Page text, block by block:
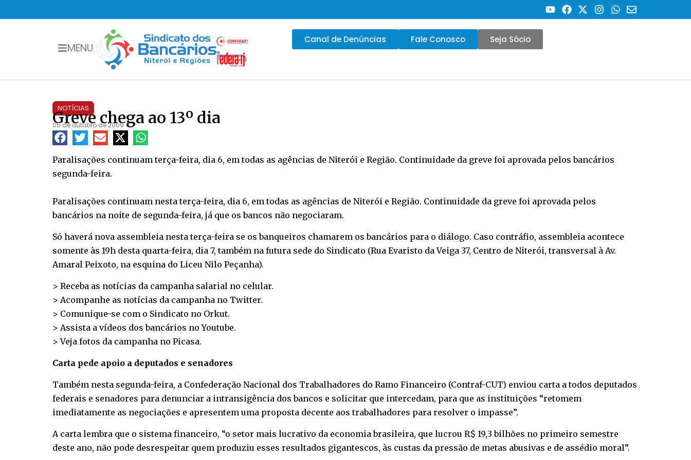
MENU
Canal de Denúncias Fale Conosco Seja Sócio
NOTÍCIAS
Greve chega ao 13º dia
05 de outubro de 2009
Paralisações continuam terça-feira, dia 6, em todas as agências de Niterói e Região. Continuidade da greve foi aprovada pelos bancários
segunda-feira.
Paralisações continuam nesta terça-feira, dia 6, em todas as agências de Niterói e Região. Continuidade da greve foi aprovada pelos
bancários na noite de segunda-feira, já que os bancos não negociaram.
Só haverá nova assembleia nesta terça-feira se os banqueiros chamarem os bancários para o diálogo. Caso contráfio, assembleia acontece
somente às 19h desta quarta-feira, dia 7, também na futura sede do Sindicato (Rua Evaristo da Veiga 37, Centro de Niterói, transversal à Av.
Amaral Peixoto, na esquina do Liceu Nilo Peçanha).
> Receba as notícias da campanha salarial no celular.
> Acompanhe as notícias da campanha no Twitter.
> Comunique-se com o Sindicato no Orkut.
> Assista a vídeos dos bancários noYoutube.
> Veja fotos da campanha no Picasa.
Carta pede apoio a deputados e senadores
Também nesta segunda-feira, a Confederação Nacional dos Trabalhadores do Ramo Financeiro (Contraf-CUT) enviou carta a todos deputados
federais e senadores para denunciar a intransigência dos bancos e solicitar que intercedam, para que as instituições “retomem
imediatamente as negociações e apresentem uma proposta decente aos trabalhadores para resolver o impasse”.
A carta lembra que o sistema financeiro, “o setor mais lucrativo da economia brasileira, que lucrou R$ 19,3 bilhões no primeiro semestre
deste ano, não pode desrespeitar quem produziu esses resultados gigantescos, às custas da pressão de metas abusivas e de assédio moral”.